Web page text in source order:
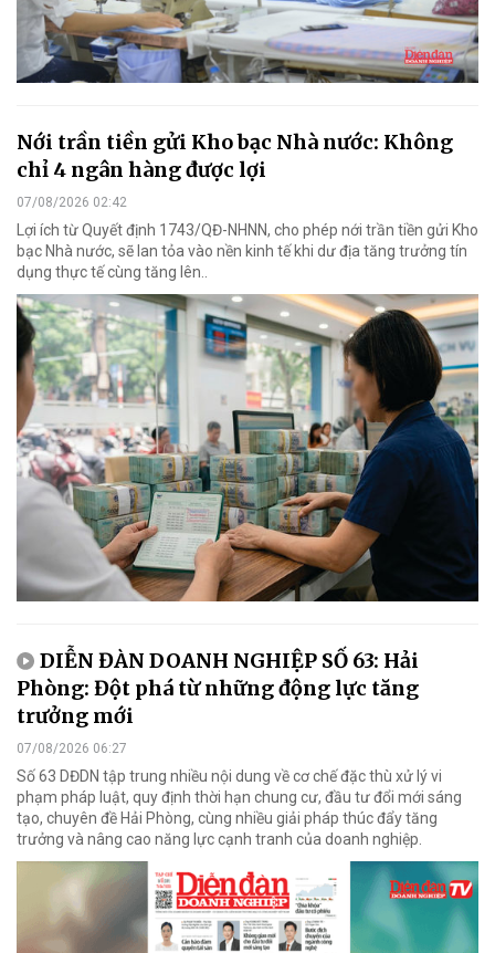
Nới trần tiền gửi Kho bạc Nhà nước: Không
chỉ 4 ngân hàng được lợi
07/08/2026 02:42
Lợi ích từ Quyết định 1743/QĐ-NHNN, cho phép nới trần tiền gửi Kho
bạc Nhà nước, sẽ lan tỏa vào nền kinh tế khi dư địa tăng trưởng tín
dụng thực tế cùng tăng lên..
DIỄN ĐÀN DOANH NGHIỆP SỐ 63: Hải
Phòng: Đột phá từ những động lực tăng
trưởng mới
07/08/2026 06:27
Số 63 DĐDN tập trung nhiều nội dung về cơ chế đặc thù xử lý vi
phạm pháp luật, quy định thời hạn chung cư, đầu tư đổi mới sáng
tạo, chuyên đề Hải Phòng, cùng nhiều giải pháp thúc đẩy tăng
trưởng và nâng cao năng lực cạnh tranh của doanh nghiệp.